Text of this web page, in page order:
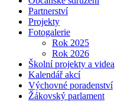
Partnerství
Projekty
Fotogalerie
Rok 2025
Rok 2026
Školní projekty a videa
Kalendář akcí
Výchovné poradenství
Žákovský parlament